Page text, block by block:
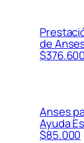
de
$376.600
Anses
Ayuda
$85.000